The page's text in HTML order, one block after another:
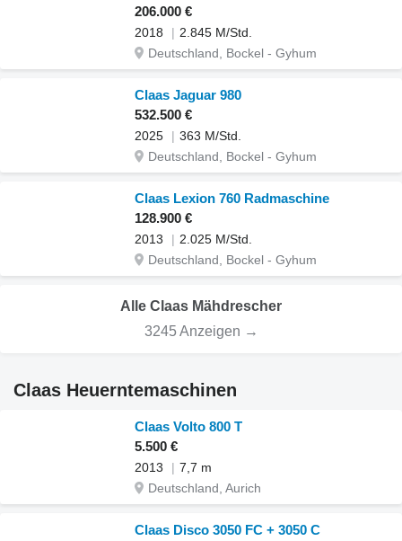
206.000 €
2018
2.845 M/Std.
Deutschland, Bockel - Gyhum
Claas Jaguar 980
532.500 €
2025
363 M/Std.
Deutschland, Bockel - Gyhum
Claas Lexion 760 Radmaschine
128.900 €
2013
2.025 M/Std.
Deutschland, Bockel - Gyhum
Alle Claas Mähdrescher
3245 Anzeigen →
Claas Heuerntemaschinen
Claas Volto 800 T
5.500 €
2013
7,7 m
Deutschland, Aurich
Claas Disco 3050 FC + 3050 C